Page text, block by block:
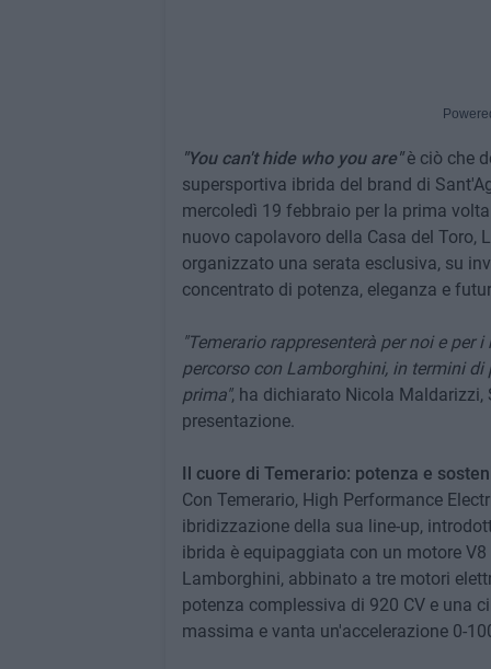
"You can't hide who you are"è ciò che
supersportiva ibrida del brand di
mercoledì 19 febbraio per la prima
nuovo capolavoro della Casa del Toro,
organizzato una serata esclusiva, su
concentrato di potenza, eleganza e
"Temerario rappresenterà per noi e
percorso con Lamborghini, in termini
prima", ha dichiarato Nicola Maldarizzi,
presentazione.
Il cuore di Temerario: potenza e
Con Temerario, High Performance
ibridizzazione della sua line-up,
ibrida è equipaggiata con un motore
Lamborghini, abbinato a tre motori
potenza complessiva di 920 CV e una
massima e vanta un'accelerazione 0-